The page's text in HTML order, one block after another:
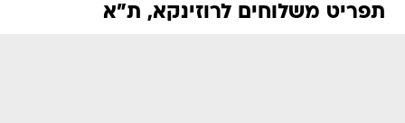
תפריט משלוחים לרוזינקא, ת"א